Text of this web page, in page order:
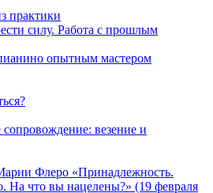
практики
силу. Работа с прошлым
опытным мастером
везение и
Флеро «Принадлежность.
что вы нацелены?» (19 февраля